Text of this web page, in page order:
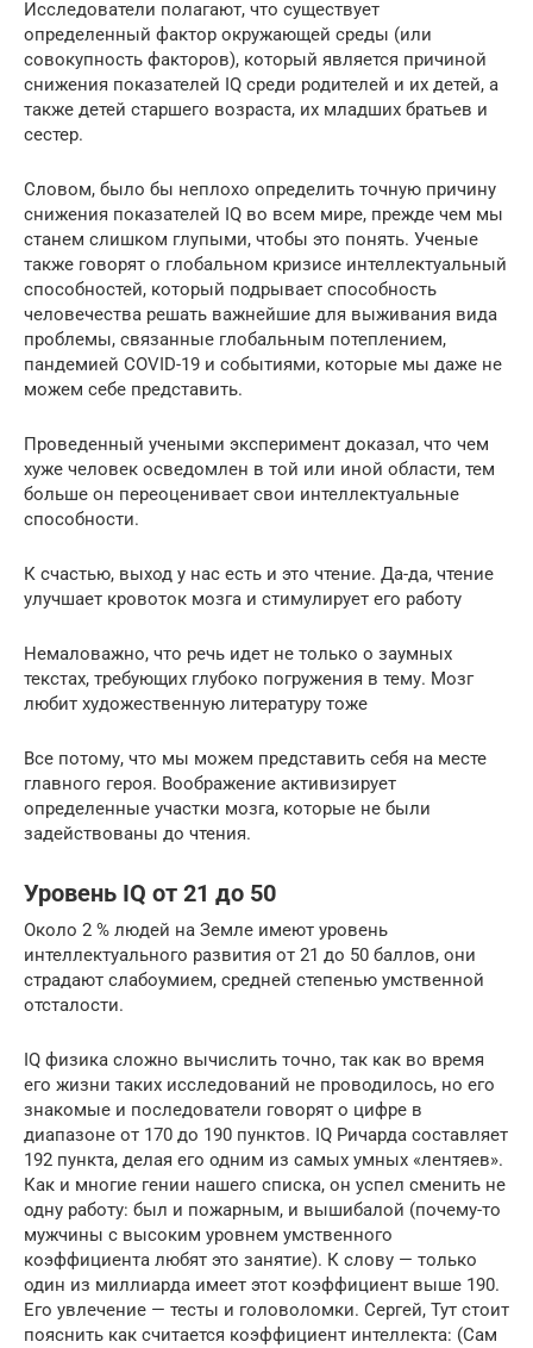
Исследователи полагают, что существует
определенный фактор окружающей среды (или
совокупность факторов), который является причиной
снижения показателей IQ среди родителей и их детей, а
также детей старшего возраста, их младших братьев и
сестер.
Словом, было бы неплохо определить точную причину
снижения показателей IQ во всем мире, прежде чем мы
станем слишком глупыми, чтобы это понять. Ученые
также говорят о глобальном кризисе интеллектуальный
способностей, который подрывает способность
человечества решать важнейшие для выживания вида
проблемы, связанные глобальным потеплением,
пандемией COVID-19 и событиями, которые мы даже не
можем себе представить.
Проведенный учеными эксперимент доказал, что чем
хуже человек осведомлен в той или иной области, тем
больше он переоценивает свои интеллектуальные
способности.
К счастью, выход у нас есть и это чтение. Да-да, чтение
улучшает кровоток мозга и стимулирует его работу
Немаловажно, что речь идет не только о заумных
текстах, требующих глубоко погружения в тему. Мозг
любит художественную литературу тоже
Все потому, что мы можем представить себя на месте
главного героя. Воображение активизирует
определенные участки мозга, которые не были
задействованы до чтения.
Уровень IQ от 21 до 50
Около 2 % людей на Земле имеют уровень
интеллектуального развития от 21 до 50 баллов, они
страдают слабоумием, средней степенью умственной
отсталости.
IQ физика сложно вычислить точно, так как во время
его жизни таких исследований не проводилось, но его
знакомые и последователи говорят о цифре в
диапазоне от 170 до 190 пунктов. IQ Ричарда составляет
192 пункта, делая его одним из самых умных «лентяев».
Как и многие гении нашего списка, он успел сменить не
одну работу: был и пожарным, и вышибалой (почему-то
мужчины с высоким уровнем умственного
коэффициента любят это занятие). К слову — только
один из миллиарда имеет этот коэффициент выше 190.
Его увлечение — тесты и головоломки. Сергей, Тут стоит
пояснить как считается коэффициент интеллекта: (Сам